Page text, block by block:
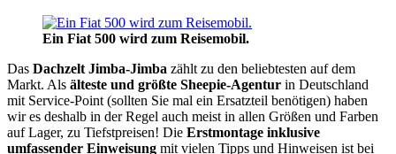
Ein Fiat 500 wird zum Reisemobil.
Das Dachzelt Jimba-Jimba zählt zu den beliebtesten auf dem
Markt. Als älteste und größte Sheepie-Agentur in Deutschland
mit Service-Point (sollten Sie mal ein Ersatzteil benötigen) haben
wir es deshalb in der Regel auch meist in allen Größen und Farben
auf Lager, zu Tiefstpreisen! Die Erstmontage inklusive
umfassender Einweisung mit vielen Tipps und Hinweisen ist bei